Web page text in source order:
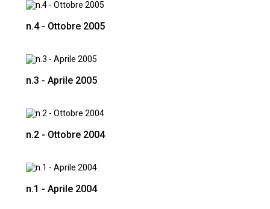
n.4 - Ottobre 2005
n.3 - Aprile 2005
n.2 - Ottobre 2004
n.1 - Aprile 2004